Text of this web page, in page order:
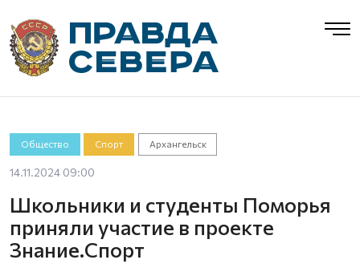
Общество Спорт Архангельск
14.11.2024 09:00
Школьники и студенты Поморья
приняли участие в проекте
Знание.Спорт